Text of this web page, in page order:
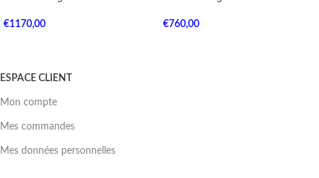
€1170,00 €760,00
ESPACE CLIENT
Mon compte
Mes commandes
Mes données personnelles